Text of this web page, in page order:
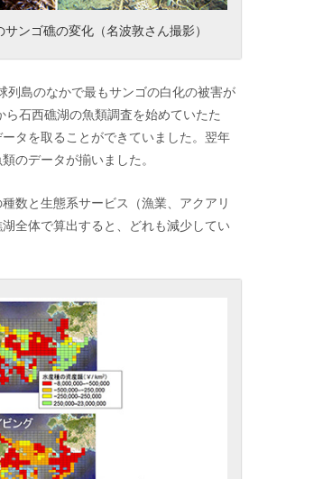
ンゴ礁の変化（名波敦さん撮影）
島のなかで最もサンゴの白化の被害が
石西礁湖の魚類調査を始めていたた
タを取ることができていました。翌年
のデータが揃いました。
数と生態系サービス（漁業、アクアリ
全体で算出すると、どれも減少してい